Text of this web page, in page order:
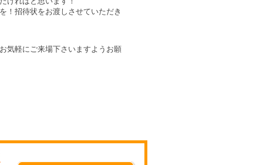
！招待状をお渡しさせていただき
気軽にご来場下さいますようお願